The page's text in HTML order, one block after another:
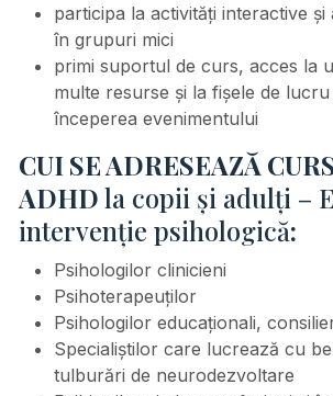
participa la activități interactive
în grupuri mici
primi suportul de curs, acces la
multe resurse și la fișele de
începerea evenimentului
CUI SE ADRESEAZĂ
ADHDla copii și adulți –
intervenție psihologică:
Psihologilor clinicieni
Psihoterapeuților
Psihologilor educaționali,
Specialiștilor care lucrează cu
tulburări de neurodezvoltare